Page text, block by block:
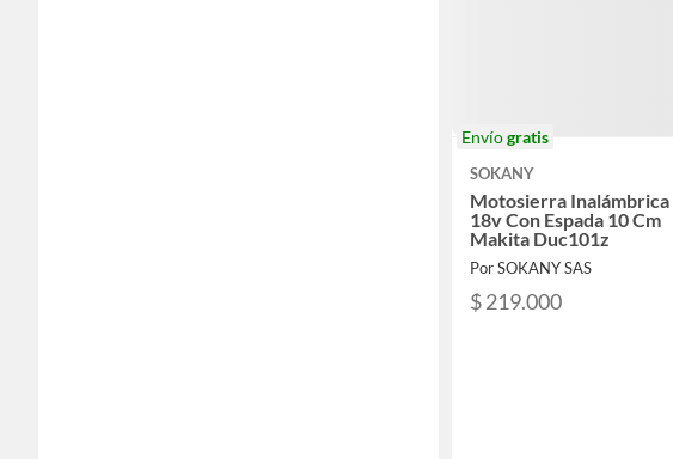
Envíogratis
SOKANY
Motosierra Inalámbrica
18v Con Espada 10 Cm
Makita Duc101z
Por SOKANY SAS
$ 219.000